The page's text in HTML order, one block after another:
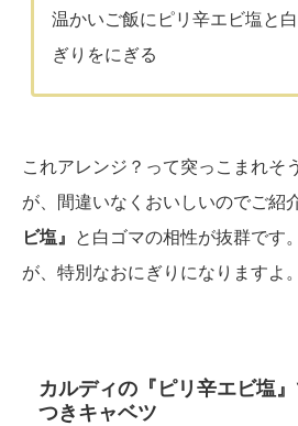
温かいご飯にピリ辛エビ塩と
ぎりをにぎる
これアレンジ？って突っこまれそ
が、間違いなくおいしいのでご紹
ビ塩』
と白ゴマの相性が抜群です
が、特別なおにぎりになりますよ。
カルディの『ピリ辛エビ塩
つきキャベツ